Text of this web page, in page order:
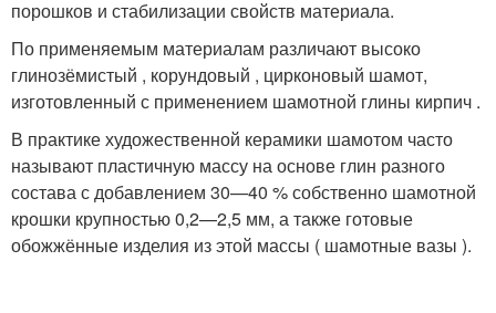
порошков и стабилизации свойств материала.
По применяемым материалам различают высоко
глинозёмистый , корундовый , цирконовый шамот,
изготовленный с применением шамотной глины кирпич .
В практике художественной керамики шамотом часто
называют пластичную массу на основе глин разного
состава с добавлением 30—40 % собственно шамотной
крошки крупностью 0,2—2,5 мм, а также готовые
обожжённые изделия из этой массы ( шамотные вазы ).